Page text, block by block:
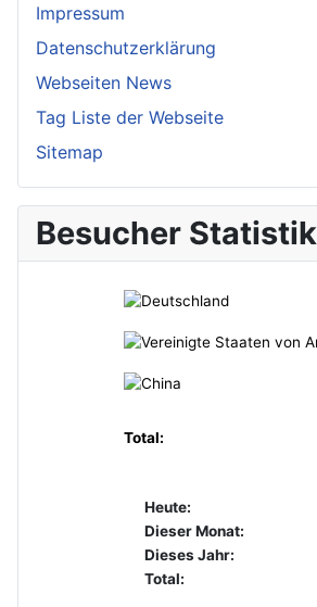
Impressum
Datenschutzerklärung
Webseiten News
Tag Liste der Webseite
Sitemap
Besucher Statistik
Total:
Heute:
Dieser Monat:
Dieses Jahr:
Total: